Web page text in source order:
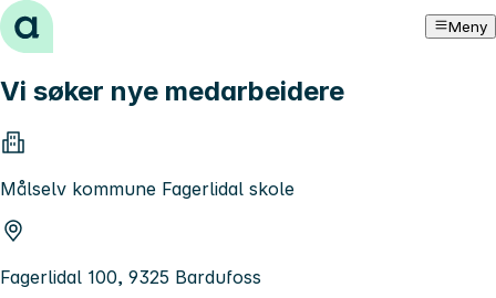
Hopp til innhold Meny
Vi søker nye medarbeidere
Målselv kommune Fagerlidal skole
Fagerlidal 100, 9325 Bardufoss